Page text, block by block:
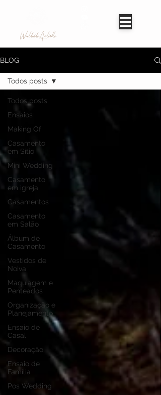
Worldwide Avaliable
BLOG
Todos posts
Ensaios
Making Of
Casamento
em Sítio
Mini Wedding
Casamento
em igreja
Casamentos
Casamento
em Salão
Álbum de
Casamento
Vestidos de
Noiva
Maquiagem e
Penteados
Organização e
Planejamento
Ensaio de
Casal
Decoração
Ensaio de
Família
Pos Wedding
Todos posts